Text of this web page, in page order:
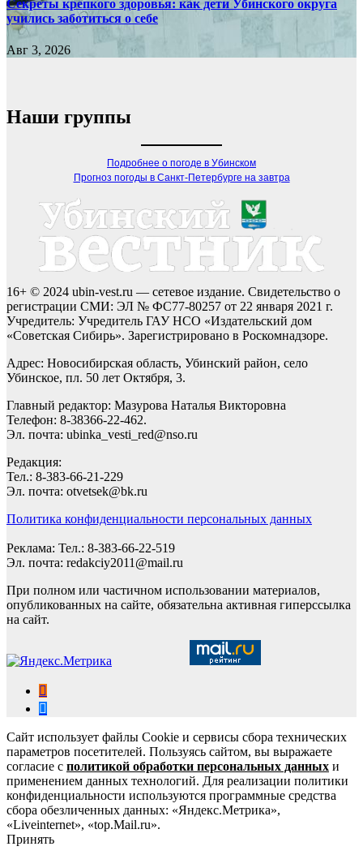
Секреты крепкого здоровья: как дети Убинского округа
учились заботиться о себе
Авг 3, 2026
Наши группы
Подробнее о погоде в Убинском
Прогноз погоды в Санкт-Петербурге на завтра
16+ © 2024 ubin-vest.ru — сетевое издание. Свидетельство о
регистрации СМИ: ЭЛ № ФС77-80257 от 22 января 2021 г.
Учредитель: Учредитель ГАУ НСО «Издательский дом
«Советская Сибирь». Зарегистрировано в Роскомнадзоре.
Адрес: Новосибирская область, Убинский район, село
Убинское, пл. 50 лет Октября, 3.
Главный редактор: Мазурова Наталья Викторовна
Телефон: 8-38366-22-462.
Эл. почта: ubinka_vesti_red@nso.ru
Редакция:
Тел.: 8-383-66-21-229
Эл. почта: otvetsek@bk.ru
Политика конфиденциальности персональных данных
Реклама: Тел.: 8-383-66-22-519
Эл. почта: redakciy2011@mail.ru
При полном или частичном использовании материалов,
опубликованных на сайте, обязательна активная гиперссылка
на сайт.
Сайт использует файлы Cookie и сервисы сбора технических
параметров посетителей. Пользуясь сайтом, вы выражаете
согласие с политикой обработки персональных данных и
применением данных технологий. Для реализации политики
конфиденциальности используются программные средства
сбора обезличенных данных: «Яндекс.Метрика»,
«Liveinternet», «top.Mail.ru».
Принять